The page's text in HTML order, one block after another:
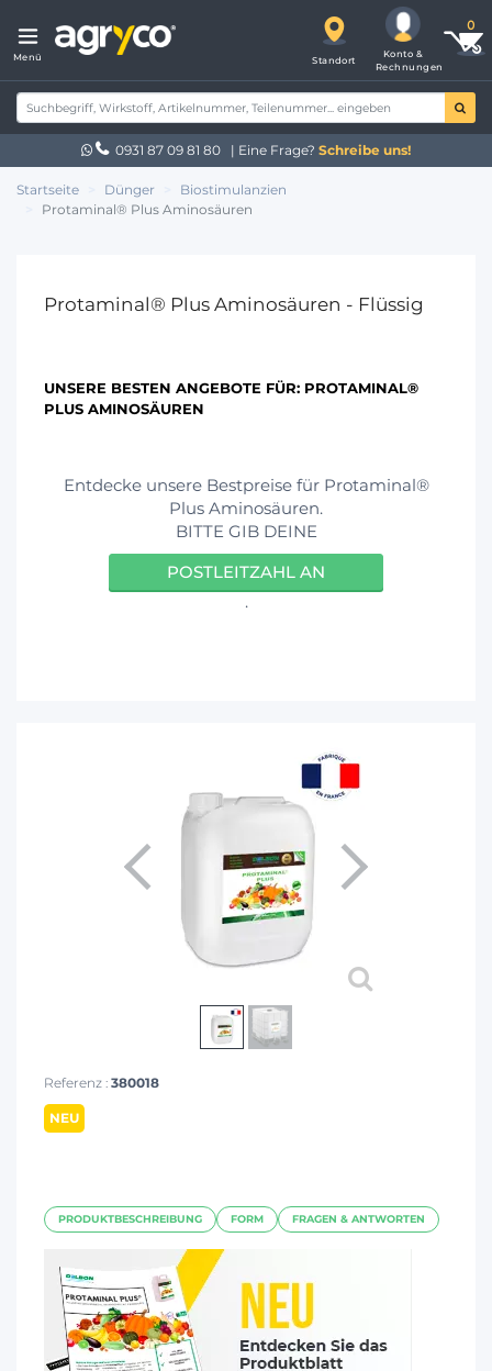
Menü Standort
Konto &
Rechnungen
0931 87 09 81 80 | Eine Frage? Schreibe uns!
Startseite Dünger
Biostimulanzien
Protaminal® Plus Aminosäuren
Protaminal® Plus Aminosäuren - Flüssig
UNSERE BESTEN ANGEBOTE FÜR: PROTAMINAL®
PLUS AMINOSÄUREN
Entdecke unsere Bestpreise für Protaminal®
Plus Aminosäuren.
BITTE GIB DEINE
POSTLEITZAHL AN
.
Referenz : 380018
NEU
PRODUKTBESCHREIBUNG FORM FRAGEN & ANTWORTEN